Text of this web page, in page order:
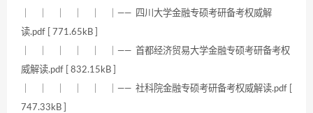
｜ ｜ ｜ ｜ ｜ ｜—— 四川大学金融专硕考研备考权威解
读.pdf [ 771.65kB ]
｜ ｜ ｜ ｜ ｜ ｜—— 首都经济贸易大学金融专硕考研备考权
威解读.pdf [ 832.15kB ]
｜ ｜ ｜ ｜ ｜ ｜—— 社科院金融专硕考研备考权威解读.pdf [
747.33kB ]